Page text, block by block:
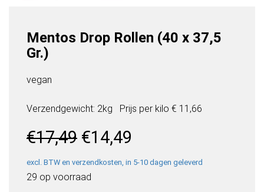
Mentos Drop Rollen (40 x 37,5
Gr.)
vegan
Verzendgewicht: 2kg Prijs per kilo € 11,66
€17,49 Oorspronkelijke
prijs
was:
€17,49.
€14,49
is:
excl. BTW en verzendkosten, in 5-10 dagen geleverd
29 op voorraad